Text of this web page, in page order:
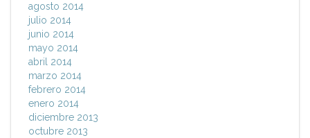
agosto 2014
julio 2014
junio 2014
mayo 2014
abril 2014
marzo 2014
febrero 2014
enero 2014
diciembre 2013
octubre 2013